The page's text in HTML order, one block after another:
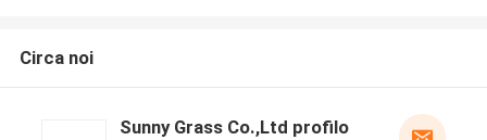
Circa noi
Sunny Grass Co.,Ltd profilo